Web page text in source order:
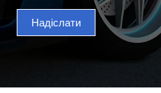
Надіслати